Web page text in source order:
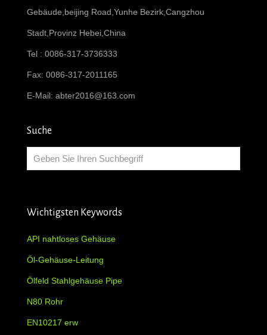
Gebäude,beijing Road,Yunhe Bezirk,Cangzhou
Stadt,Provinz Hebei,China
Tel : 0086-317-3736333
Fax: 0086-317-2011165
E-Mail: abter2016@163.com
Suche
Wichtigsten Keywords
API nahtloses Gehäuse
Öl-Gehäuse-Leitung
Ölfeld Stahlgehäuse Pipe
N80 Rohr
EN10217 erw